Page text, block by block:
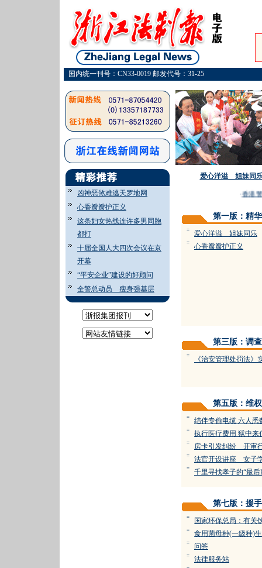
国内统一刊号：CN33-0019 邮发代号：31-25
凶神恶煞难逃天罗地网
心香瓣瓣护正义
这条妇女热线连许多男同胞
都打
十届全国人大四次会议在京
开幕
“平安企业”建设的好顾问
全警总动员 瘦身强基层
爱心洋溢 姐妹同
香港警
第一版：精
= 爱心洋溢 姐妹同乐
= 心香瓣瓣护正义
第三版：调查
= 《治安管理处罚法》
第五版：维权
= 结伴专偷电缆 六人悉
= 执行医疗费用 狱中来
= 房卡引发纠纷 开审
= 法官开设讲座 女子
= 千里寻找孝子的“最后
第七版：援手
= 国家环保总局：有关
= 食用菌母种(一级种)
= 问答
= 法律服务站